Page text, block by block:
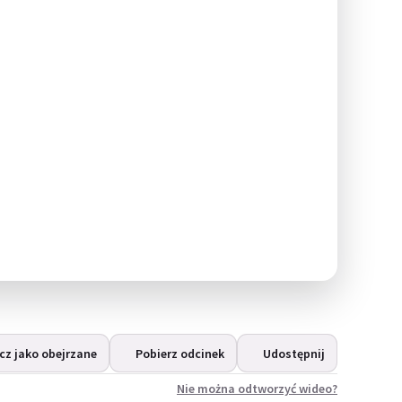
jako obejrzane Pobierz odcinek Udostępnij
Nie można odtworzyć wideo?